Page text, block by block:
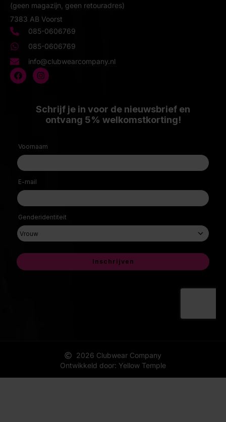
(geen magazijn, geen retouradres)
7383 AB Voorst
085-0606769
085-0606769
info@clubwearcompany.nl
2026 Clubwear Company
Ontwikkeld door: Yellow Temple